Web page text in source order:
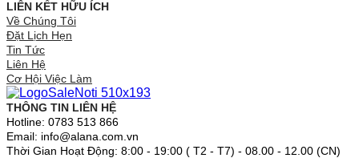
LIÊN KẾT HỮU ÍCH
Về Chúng Tôi
Đặt Lịch Hẹn
Tin Tức
Liên Hệ
Cơ Hội Việc Làm
THÔNG TIN LIÊN HỆ
Hotline: 0783 513 866
Email: info@alana.com.vn
Thời Gian Hoạt Động: 8:00 - 19:00 ( T2 - T7) - 08.00 - 12.00 (CN)